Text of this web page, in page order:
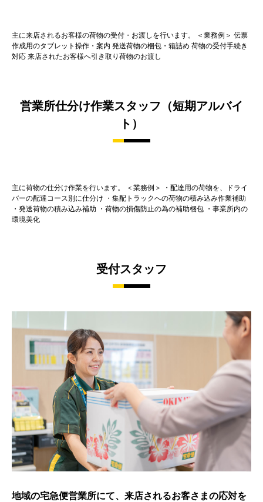
主に来店されるお客様の荷物の受付・お渡しを行います。 ＜業務例＞ 伝票
作成用のタブレット操作・案内 発送荷物の梱包・箱詰め 荷物の受付手続き
対応 来店されたお客様へ引き取り荷物のお渡し
営業所仕分け作業スタッフ（短期アルバイ
ト）
主に荷物の仕分け作業を行います。 ＜業務例＞ ・配達用の荷物を、ドライ
バーの配達コース別に仕分け ・集配トラックへの荷物の積み込み作業補助
・発送荷物の積み込み補助 ・荷物の損傷防止の為の補助梱包 ・事業所内の
環境美化
受付スタッフ
地域の宅急便営業所にて、来店されるお客さまの応対を